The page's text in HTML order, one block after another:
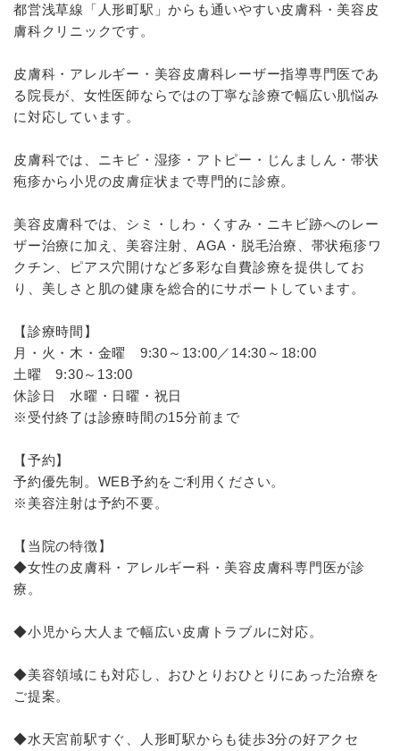
都営浅草線「人形町駅」からも通いやすい皮膚科・美容皮
膚科クリニックです。
皮膚科・アレルギー・美容皮膚科レーザー指導専門医であ
る院長が、女性医師ならではの丁寧な診療で幅広い肌悩み
に対応しています。
皮膚科では、ニキビ・湿疹・アトピー・じんましん・帯状
疱疹から小児の皮膚症状まで専門的に診療。
美容皮膚科では、シミ・しわ・くすみ・ニキビ跡へのレー
ザー治療に加え、美容注射、AGA・脱毛治療、帯状疱疹ワ
クチン、ピアス穴開けなど多彩な自費診療を提供してお
り、美しさと肌の健康を総合的にサポートしています。
【診療時間】
月・火・木・金曜 9:30～13:00／14:30～18:00
土曜 9:30～13:00
休診日 水曜・日曜・祝日
※受付終了は診療時間の15分前まで
【予約】
予約優先制。WEB予約をご利用ください。
※美容注射は予約不要。
【当院の特徴】
◆女性の皮膚科・アレルギー科・美容皮膚科専門医が診
療。
◆小児から大人まで幅広い皮膚トラブルに対応。
◆美容領域にも対応し、おひとりおひとりにあった治療を
ご提案。
◆水天宮前駅すぐ、人形町駅からも徒歩3分の好アクセ